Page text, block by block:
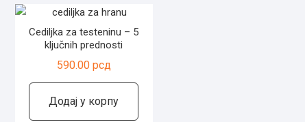
Cediljka za testeninu – 5
ključnih prednosti
590.00 рсд
Додај у корпу